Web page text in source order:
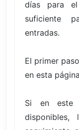
días para
suficiente
entradas.
El primer
en esta
Si en este